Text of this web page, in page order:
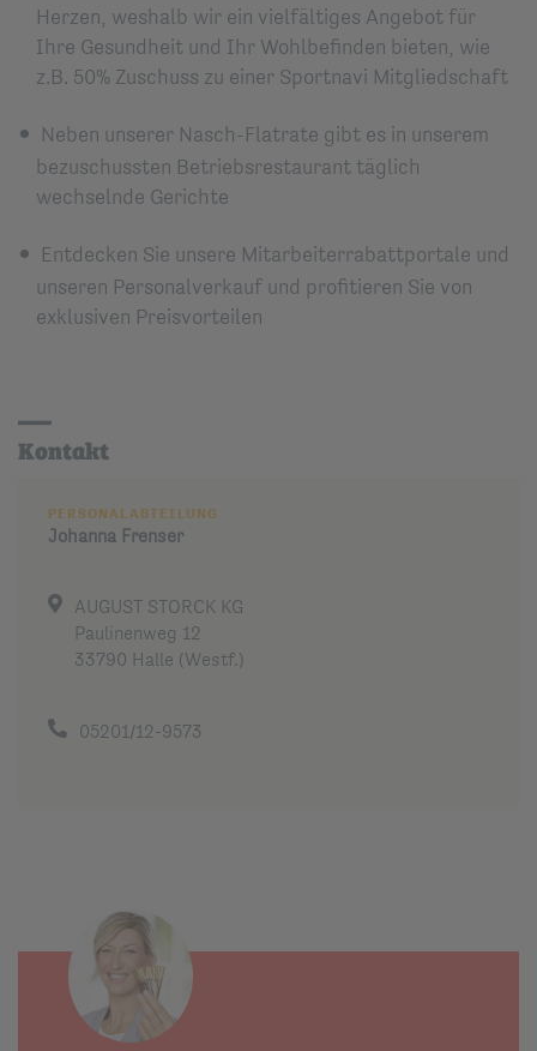
Herzen, weshalb wir ein vielfältiges Angebot für
Ihre Gesundheit und Ihr Wohlbefinden bieten, wie
z.B. 50% Zuschuss zu einer Sportnavi Mitgliedschaft
Neben unserer Nasch-Flatrate gibt es in unserem
bezuschussten Betriebsrestaurant täglich
wechselnde Gerichte
Entdecken Sie unsere Mitarbeiterrabattportale und
unseren Personalverkauf und profitieren Sie von
exklusiven Preisvorteilen
Kontakt
PERSONALABTEILUNG
Johanna Frenser
AUGUST STORCK KG
Paulinenweg 12
33790 Halle (Westf.)
05201/12-9573